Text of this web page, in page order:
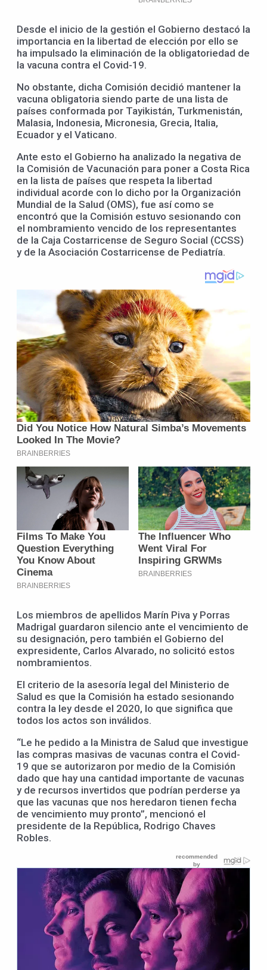
Desde el inicio de la gestión el Gobierno destacó la
importancia en la libertad de elección por ello se
ha impulsado la eliminación de la obligatoriedad de
la vacuna contra el Covid-19.
No obstante, dicha Comisión decidió mantener la
vacuna obligatoria siendo parte de una lista de
países conformada por Tayikistán, Turkmenistán,
Malasia, Indonesia, Micronesia, Grecia, Italia,
Ecuador y el Vaticano.
Ante esto el Gobierno ha analizado la negativa de
la Comisión de Vacunación para poner a Costa Rica
en la lista de países que respeta la libertad
individual acorde con lo dicho por la Organización
Mundial de la Salud (OMS), fue así como se
encontró que la Comisión estuvo sesionando con
el nombramiento vencido de los representantes
de la Caja Costarricense de Seguro Social (CCSS)
y de la Asociación Costarricense de Pediatría.
Los miembros de apellidos Marín Piva y Porras
Madrigal guardaron silencio ante el vencimiento de
su designación, pero también el Gobierno del
expresidente, Carlos Alvarado, no solicitó estos
nombramientos.
El criterio de la asesoría legal del Ministerio de
Salud es que la Comisión ha estado sesionando
contra la ley desde el 2020, lo que significa que
todos los actos son inválidos.
“Le he pedido a la Ministra de Salud que investigue
las compras masivas de vacunas contra el Covid-
19 que se autorizaron por medio de la Comisión
dado que hay una cantidad importante de vacunas
y de recursos invertidos que podrían perderse ya
que las vacunas que nos heredaron tienen fecha
de vencimiento muy pronto”, mencionó el
presidente de la República, Rodrigo Chaves
Robles.